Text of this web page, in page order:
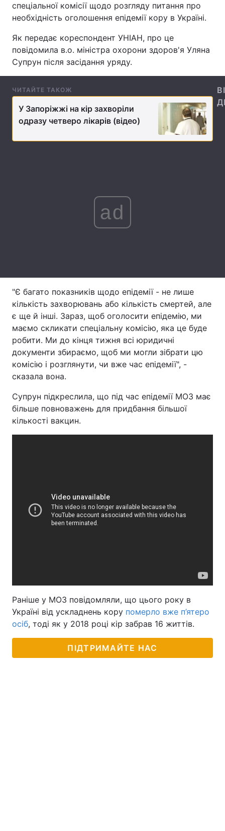
Економіка Світ
Спорт Наука
Техно і зв'язок Лайт
Здоров'я Туризм
Цікавинки Погода
Статті
Думки
Послуги
Тема оформлення
спеціальної комісії щодо розгляду питання про
необхідність оголошення епідемії кору в Україні.
Як передає кореспондент УНІАН, про це
повідомила в.о. міністра охорони здоров'я Уляна
Супрун після засідання уряду.
ЧИТАЙТЕ ТАКОЖ
У Запоріжжі на кір захворіли
одразу четверо лікарів (відео)
ad
"Є багато показників щодо епідемії - не лише
кількість захворювань або кількість смертей, але
є ще й інші. Зараз, щоб оголосити епідемію, ми
маємо скликати спеціальну комісію, яка це буде
робити. Ми до кінця тижня всі юридичні
документи збираємо, щоб ми могли зібрати цю
комісію і розглянути, чи вже час епідемії", -
сказала вона.
Супрун підкреслила, що під час епідемії МОЗ має
більше повноважень для придбання більшої
кількості вакцин.
Раніше у МОЗ повідомляли, що цього року в
Україні від ускладнень кору померло вже п’ятеро
осіб, тоді як у 2018 році кір забрав 16 життів.
ПІДТРИМАЙТЕ НАС